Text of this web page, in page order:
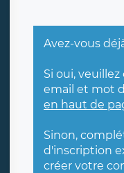
Avez-vous
Si oui,
email et mot
en haut de
Sinon,
d'inscription
créer votre